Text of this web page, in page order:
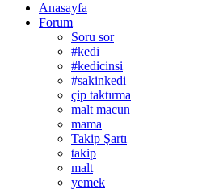
Anasayfa
Forum
Soru sor
#kedi
#kedicinsi
#sakinkedi
çip taktırma
malt macun
mama
Takip Şartı
takip
malt
yemek